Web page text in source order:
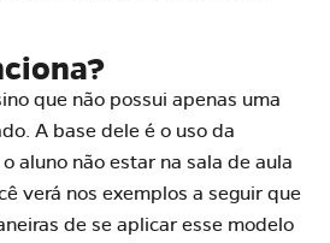
que não possui apenas uma
A base dele é o uso da
aluno não estar na sala de aula
verá nos exemplos a seguir que
de se aplicar esse modelo